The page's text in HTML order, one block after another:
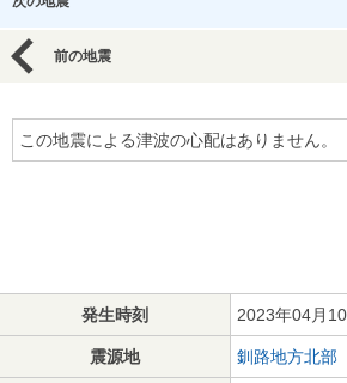
前の地震
この地震による津波の心配はありません。
発生時刻 2023年04月
震源地 釧路地方北部